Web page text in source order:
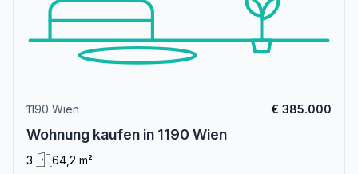
1190 Wien € 385.000
Wohnung kaufen in 1190 Wien
3
64,2 m²